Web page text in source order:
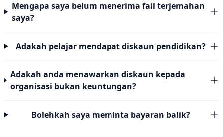
Mengapa saya belum menerima fail terjemahan
saya?
Adakah pelajar mendapat diskaun pendidikan?
Adakah anda menawarkan diskaun kepada
organisasi bukan keuntungan?
Bolehkah saya meminta bayaran balik?